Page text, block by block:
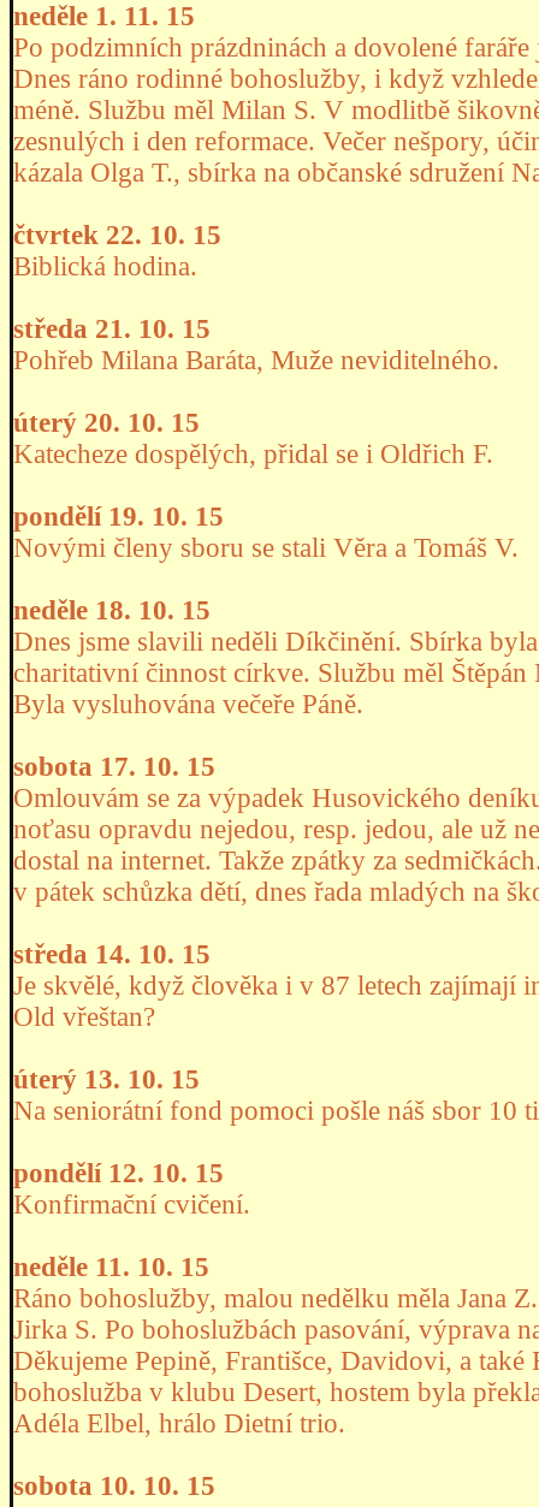
neděle 1. 11. 15
Po podzimních prázdninách a dovolené
Dnes ráno rodinné bohoslužby, i když
méně. Službu měl Milan S. V modlitbě
zesnulých i den reformace. Večer nešpory,
kázala Olga T., sbírka na občanské sdružení
čtvrtek 22. 10. 15
Biblická hodina.
středa 21. 10. 15
Pohřeb Milana Baráta, Muže neviditelného.
úterý 20. 10. 15
Katecheze dospělých, přidal se i Oldřich F.
pondělí 19. 10. 15
Novými členy sboru se stali Věra a Tomáš V.
neděle 18. 10. 15
Dnes jsme slavili neděli Díkčinění. Sbírka
charitativní činnost církve. Službu měl
Byla vysluhována večeře Páně.
sobota 17. 10. 15
Omlouvám se za výpadek Husovického
noťasu opravdu nejedou, resp. jedou, ale už
dostal na internet. Takže zpátky za
v pátek schůzka dětí, dnes řada mladých na
středa 14. 10. 15
Je skvělé, když člověka i v 87 letech zajímají
Old vřeštan?
úterý 13. 10. 15
Na seniorátní fond pomoci pošle náš sbor 10
pondělí 12. 10. 15
Konfirmační cvičení.
neděle 11. 10. 15
Ráno bohoslužby, malou nedělku měla Jana
Jirka S. Po bohoslužbách pasování, výprava
Děkujeme Pepině, Františce, Davidovi, a také
bohoslužba v klubu Desert, hostem byla
Adéla Elbel, hrálo Dietní trio.
sobota 10. 10. 15